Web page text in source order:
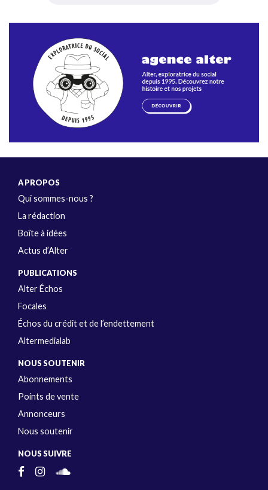
A PROPOS
Qui sommes-nous ?
La rédaction
Boîte à idées
Actus d’Alter
PUBLICATIONS
Alter Échos
Focales
Échos du crédit et de l’endettement
Altermedialab
NOUS SOUTENIR
Abonnements
Points de vente
Annonceurs
Nous soutenir
NOUS SUIVRE